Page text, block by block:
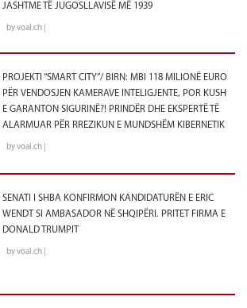
JASHTME TË JUGOSLLAVISË MË 1939
by voal.ch |
PROJEKTI “SMART CITY”/ BIRN: MBI 118 MILIONË EURO
PËR VENDOSJEN KAMERAVE INTELIGJENTE, POR KUSH
E GARANTON SIGURINË?! PRINDËR DHE EKSPERTË TË
ALARMUAR PËR RREZIKUN E MUNDSHËM KIBERNETIK
by voal.ch |
SENATI I SHBA KONFIRMON KANDIDATURËN E ERIC
WENDT SI AMBASADOR NË SHQIPËRI. PRITET FIRMA E
DONALD TRUMPIT
by voal.ch |